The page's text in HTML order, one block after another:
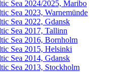
Sea 2024/2025, Maribo
Sea 2023, Warnemünde
Sea 2022, Gdansk
Sea 2017, Tallinn
Sea 2016, Bornholm
Sea 2015, Helsinki
Sea 2014, Gdansk
Sea 2013, Stockholm